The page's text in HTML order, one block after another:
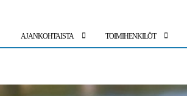
AJANKOHTAISTA TOIMIHENKILÖT